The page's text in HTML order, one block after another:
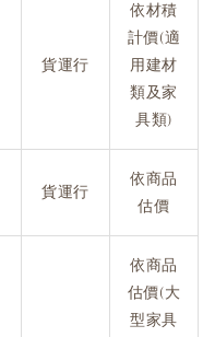
貨運行
依材積
計價(適
用建材
類及家
具類)
貨運行
依商品
估價
依商品
估價(大
型家具